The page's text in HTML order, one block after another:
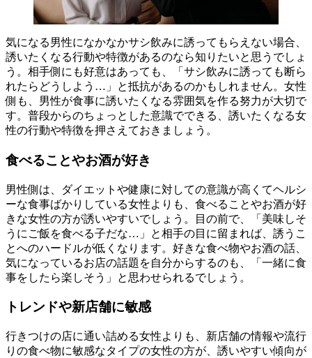
気になる男性になかなかサシ飲みに誘ってもらえない場合、
誘いたくなる行動や特徴があるのなら知りたいと思うでしょ
う。相手側にも好意はあっても、「サシ飲みに誘っても断ら
れたらどうしよう…」と抵抗があるのかもしれません。女性
側も、男性が食事に誘いたくなる雰囲気を作る努力が大切で
す。普段からのちょっとした意識でできる、誘いたくなる女
性の行動や特徴を押さえておきましょう。
食べることやお酒が好き
男性側は、ダイエットや健康に対しての意識が高くてヘルシ
ーな食事ばかりしている女性よりも、食べることやお酒が好
きな女性の方が誘いやすいでしょう。目の前で、「美味しそ
うにご飯を食べる子だな…」と相手の目に留まれば、誘うこ
とへのハードルが低くなります。好きな食べ物やお酒の話、
気になっているお店の話題を自分からするのも、「一緒に食
事をしたら楽しそう」と思わせられるでしょう。
トレンドや新店舗に敏感
行きつけの店に通い詰める女性よりも、新店舗の情報や流行
りの食べ物に敏感なタイプの女性の方が、誘いやすい傾向が